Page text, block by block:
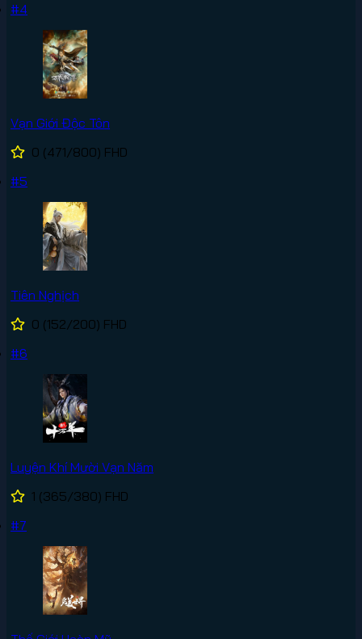
#4
Vạn Giới Độc Tôn
0 (471/800) FHD
#5
Tiên Nghịch
0 (152/200) FHD
#6
Luyện Khí Mười Vạn Năm
1 (365/380) FHD
#7